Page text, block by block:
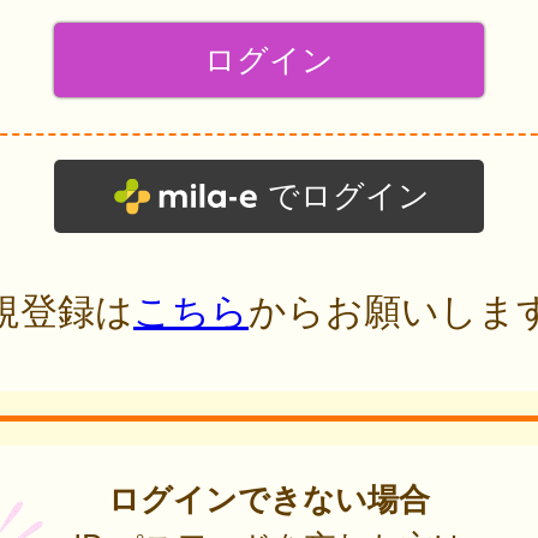
でログイン
登録はこちらからお願いしま
ログインできない場合